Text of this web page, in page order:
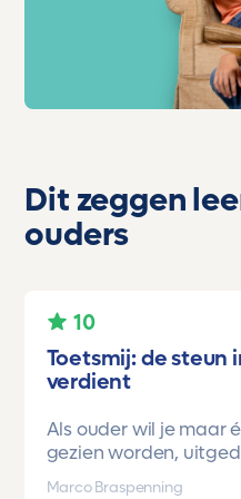
Dit zeggen
ouders
10
Toetsmij: de steun
verdient
Als ouder wil je maar
gezien worden,
vertrouwen krijgen
Marco Braspenning